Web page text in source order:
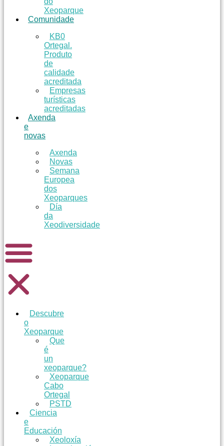
Xeoparque
Comunidade
KB0
Ortegal.
Produto
de
calidade
acreditada
Empresas
turísticas
acreditadas
Axenda
e
novas
Axenda
Novas
Semana
Europea
dos
Xeoparques
Día
da
Xeodiversidade
Descubre
o
Xeoparque
Que
é
un
xeoparque?
Xeoparque
Cabo
Ortegal
PSTD
Ciencia
e
Educación
Xeoloxía